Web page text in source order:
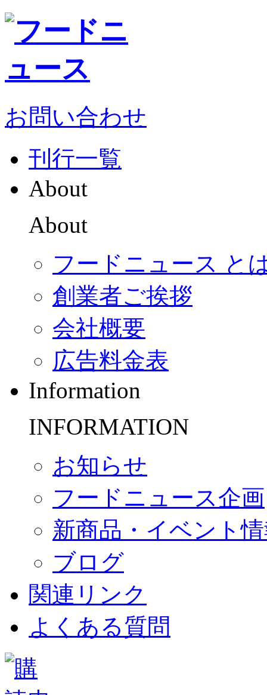
お問い合わせ
刊行一覧
About
About
フードニュース と
創業者ご挨拶
会社概要
広告料金表
Information
INFORMATION
お知らせ
フードニュース企画
新商品・イベント
ブログ
関連リンク
よくある質問